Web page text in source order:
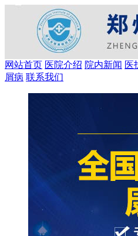
网站首页 医院介绍 院内新闻 医
屑病 联系我们